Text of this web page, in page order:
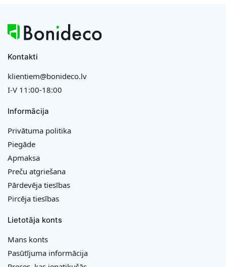
Kontakti
klientiem@bonideco.lv
I-V 11:00-18:00
Informācija
Privātuma politika
Piegāde
Apmaksa
Preču atgriešana
Pārdevēja tiesības
Pircēja tiesības
Lietotāja konts
Mans konts
Pasūtījuma informācija